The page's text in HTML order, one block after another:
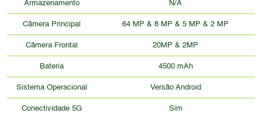
Armazenamento N/A
Câmera Principal 64 MP & 8 MP & 5 MP & 2 MP
Câmera Frontal 20MP & 2MP
Bateria 4500 mAh
Sistema Operacional Versão Android
Conectividade 5G Sim